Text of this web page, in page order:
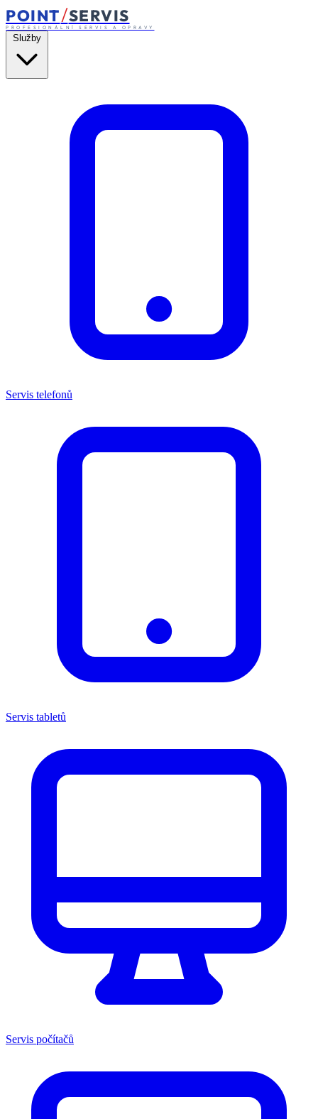
POINT/SERVIS
PROFESIONÁLNÍ SERVIS A OPRAVY
Služby
Servis telefonů
Servis tabletů
Servis počítačů